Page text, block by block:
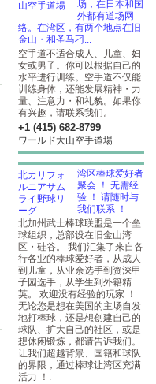
场，在日本和国
外都有道场网
络。在湾区，有两个地点在旧
金山・和圣马刁...
空手道不适合成人、儿童、妇
女或男子。你可以根据自己的
水平进行训练。空手道不仅能
训练身体，还能发展精神・力
量、注意力・和礼貌。如果你
有兴趣，请联系我们。
+1 (415) 682-8799
ワールド大山空手道場
湾区棒球爱好者
聚会 ！ 无需经
验 ！ 请随时与
我们联系 ！
北加州武士棒球联盟是一个垒
球组织，总部设在旧金山湾
区・硅谷。 我们汇集了来自各
行各业的棒球爱好者，从成人
到儿童，从业余选手到资深甲
子园选手，从学生到外籍精
英。 欢迎没有经验的玩家 ！
无论您是想在美国的主场自发
地打棒球，还是想创建自己的
球队、扩大自己的社区，或是
想休闲锻炼，都请告诉我们。
让我们超越背景、国籍和球队
的界限，通过棒球让湾区充满
活力 ！.